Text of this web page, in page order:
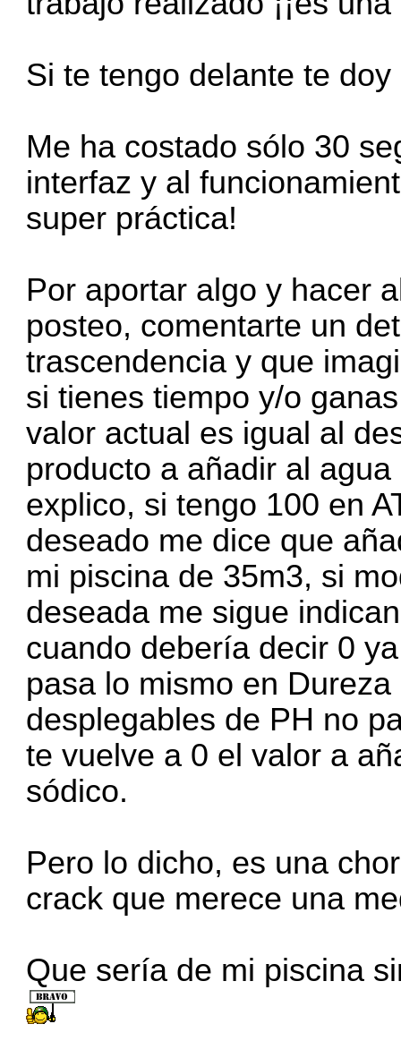
Si te tengo delante te
Me ha costado sólo 30
interfaz y al
super práctica!
Por aportar algo y hacer
posteo, comentarte un
trascendencia y que
si tienes tiempo y/o
valor actual es igual al
producto a añadir al
explico, si tengo 100 en
deseado me dice que
mi piscina de 35m3, si
deseada me sigue
cuando debería decir 0
pasa lo mismo en
desplegables de PH no
te vuelve a 0 el valor a
sódico.
Pero lo dicho, es una
crack que merece una
Que sería de mi piscina